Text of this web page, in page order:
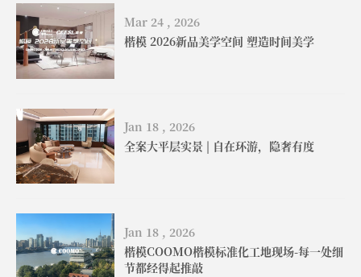
Mar 24 , 2026
楷模 2026新品美学空间 塑造时间美学
Jan 18 , 2026
全案大平层实景 | 自在环游，隐奢有度
Jan 18 , 2026
楷模COOMO楷模标准化工地现场-每一处细
节都经得起推敲